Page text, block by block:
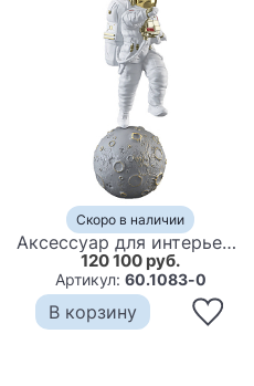
Скоро в наличии
Аксессуар для интерьера большой космонавт на луне
120 100 руб.
Артикул: 60.1083-0
В корзину